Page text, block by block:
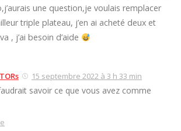
une question,je voulais remplacer
triple plateau, j’en ai acheté deux et
, j’ai besoin d’aide
15 septembre 2022 à 3 h 33 min
savoir ce que vous avez comme